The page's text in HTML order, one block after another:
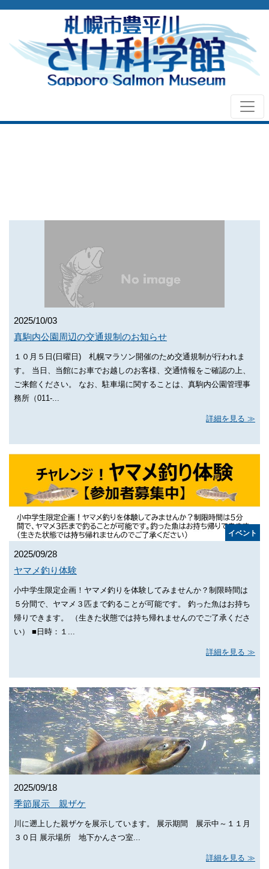
2025/10/03
真駒内公園周辺の交通規制のお知らせ
１０月５日(日曜日) 札幌マラソン開催のため交通規制が行われま
す。 当日、当館にお車でお越しのお客様、交通情報をご確認の上、
ご来館ください。 なお、駐車場に関することは、真駒内公園管理事
務所（011-...
詳細を見る
イベント
2025/09/28
ヤマメ釣り体験
小中学生限定企画！ヤマメ釣りを体験してみませんか？制限時間は
５分間で、ヤマメ３匹まで釣ることが可能です。 釣った魚はお持ち
帰りできます。 （生きた状態では持ち帰れませんのでご了承くださ
い） ■日時：１...
詳細を見る
2025/09/18
季節展示 親ザケ
川に遡上した親ザケを展示しています。 展示期間 展示中～１１月
３０日 展示場所 地下かんさつ室...
詳細を見る